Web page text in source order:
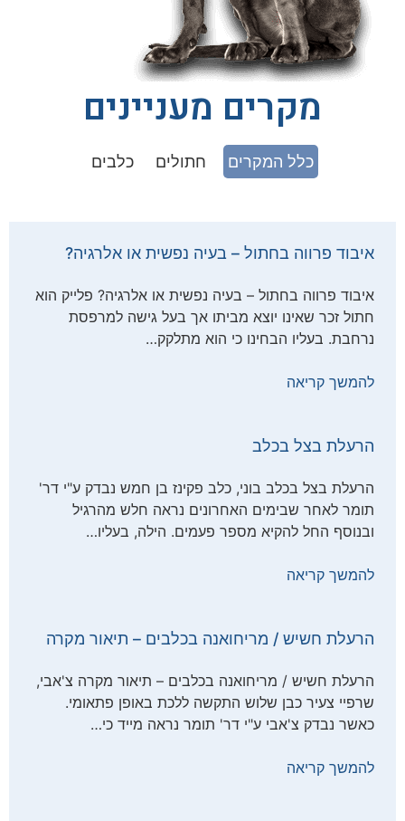
מקרים מעניינים
כלל המקרים חתולים כלבים
איבוד פרווה בחתול – בעיה נפשית או אלרגיה?
איבוד פרווה בחתול – בעיה נפשית או אלרגיה? פלייק הוא
חתול זכר שאינו יוצא מביתו אך בעל גישה למרפסת
נרחבת. בעליו הבחינו כי הוא מתלקק…
להמשך קריאה
הרעלת בצל בכלב
הרעלת בצל בכלב בוני, כלב פקינז בן חמש נבדק ע"י דר'
תומר לאחר שבימים האחרונים נראה חלש מהרגיל
ובנוסף החל להקיא מספר פעמים. הילה, בעליו…
להמשך קריאה
הרעלת חשיש / מריחואנה בכלבים – תיאור מקרה
הרעלת חשיש / מריחואנה בכלבים – תיאור מקרה צ'אבי,
שרפיי צעיר כבן שלוש התקשה ללכת באופן פתאומי.
כאשר נבדק צ'אבי ע"י דר' תומר נראה מייד כי…
להמשך קריאה